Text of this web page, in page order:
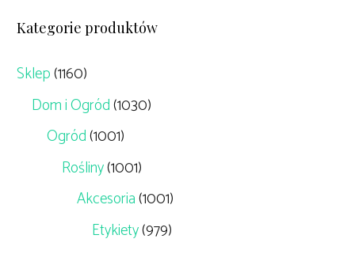
Kategorie produktów
Sklep(1160)
Dom i Ogród(1030)
Ogród(1001)
Rośliny(1001)
Akcesoria(1001)
Etykiety(979)